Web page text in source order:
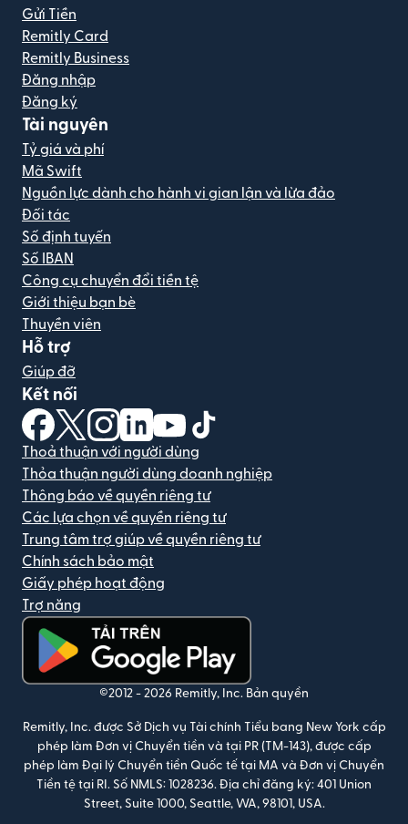
Gửi Tiền
Remitly Card
Remitly Business
Đăng nhập
Đăng ký
Tài nguyên
Tỷ giá và phí
Mã Swift
Nguồn lực dành cho hành vi gian lận và lừa đảo
Đối tác
Số định tuyến
Số IBAN
Công cụ chuyển đổi tiền tệ
Giới thiệu bạn bè
Thuyền viên
Hỗ trợ
Giúp đỡ
Kết nối
(mở trong cửa sổ mới)
(mở trong cửa sổ mới)
(mở trong cửa sổ mới)
(mở trong cửa sổ mới)
(mở trong cửa sổ mới)
Thoả thuận với người dùng
Thỏa thuận người dùng doanh nghiệp
Thông báo về quyền riêng tư
Các lựa chọn về quyền riêng tư
Trung tâm trợ giúp về quyền riêng tư
Chính sách bảo mật
Giấy phép hoạt động
Trợ năng
(mở trong cửa sổ mới)
©2012 - 2026 Remitly, Inc. Bản quyền
Remitly, Inc. được Sở Dịch vụ Tài chính Tiểu bang New York cấp
phép làm Đơn vị Chuyển tiền và tại PR (TM-143), được cấp
phép làm Đại lý Chuyển tiền Quốc tế tại MA và Đơn vị Chuyển
Tiền tệ tại RI. Số NMLS: 1028236. Địa chỉ đăng ký: 401 Union
Street, Suite 1000, Seattle, WA, 98101, USA.